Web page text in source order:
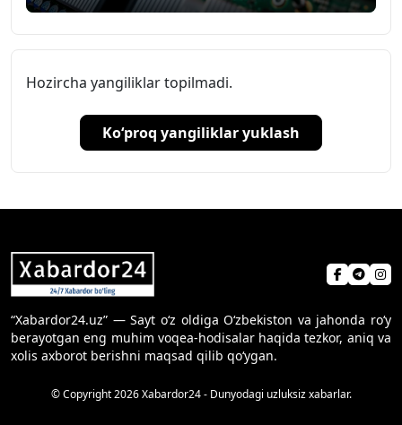
Hozircha yangiliklar topilmadi.
Ko‘proq yangiliklar yuklash
“Xabardor24.uz” — Sayt o‘z oldiga O‘zbekiston va jahonda ro‘y
berayotgan eng muhim voqea-hodisalar haqida tezkor, aniq va
xolis axborot berishni maqsad qilib qo‘ygan.
© Copyright 2026 Xabardor24 - Dunyodagi uzluksiz xabarlar.